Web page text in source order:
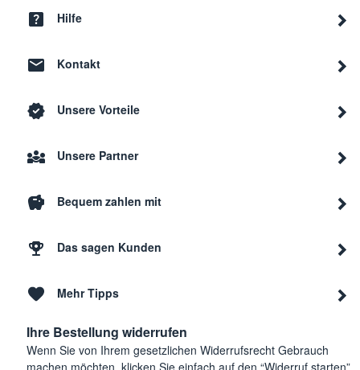
Hilfe
Kontakt
Unsere Vorteile
Unsere Partner
Bequem zahlen mit
Das sagen Kunden
Mehr Tipps
Ihre Bestellung widerrufen
Wenn Sie von Ihrem gesetzlichen Widerrufsrecht Gebrauch
machen möchten, klicken Sie einfach auf den “Widerruf starten”